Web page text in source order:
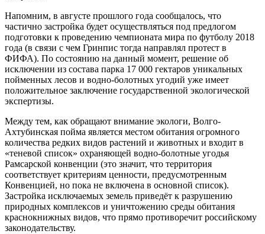
Напомним, в августе прошлого года сообщалось, что
частично застройка будет осуществляться под предлогом
подготовки к проведению чемпионата мира по футболу 2018
года (в связи с чем Гринпис тогда направлял протест в
ФИФА). По состоянию на данный момент, решение об
исключении из состава парка 17 000 гектаров уникальных
пойменных лесов и водно-болотных угодий уже имеет
положительное заключение государственной экологической
экспертизы.
Между тем, как обращают внимание экологи, Волго-
Ахтубинская пойма является местом обитания огромного
количества редких видов растений и животных и входит в
«теневой список» охраняющей водно-болотные угодья
Рамсарской конвенции (это значит, что территория
соответствует критериям ценности, предусмотренным
Конвенцией, но пока не включена в основной список).
Застройка исключаемых земель приведёт к разрушению
природных комплексов и уничтожению среды обитания
краснокнижных видов, что прямо противоречит российскому
законодательству.